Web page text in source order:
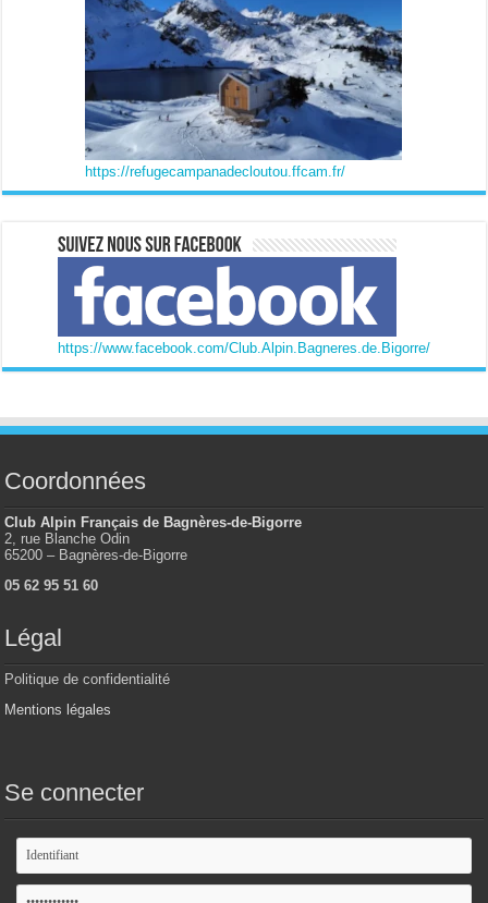
https://refugecampanadecloutou.ffcam.fr/
https://www.facebook.com/Club.Alpin.Bagneres.de.Bigorre/
Coordonnées
Club Alpin Français de Bagnères-de-Bigorre
2, rue Blanche Odin
65200 – Bagnères-de-Bigorre
05 62 95 51 60
Légal
Politique de confidentialité
Mentions légales
Se connecter